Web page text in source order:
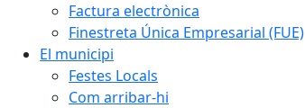
Factura electrònica
Finestreta Única Empresarial (FUE)
El municipi
Festes Locals
Com arribar-hi